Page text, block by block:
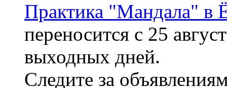
Практика "Мандала" в
переносится с 25
выходных дней.
Следите за